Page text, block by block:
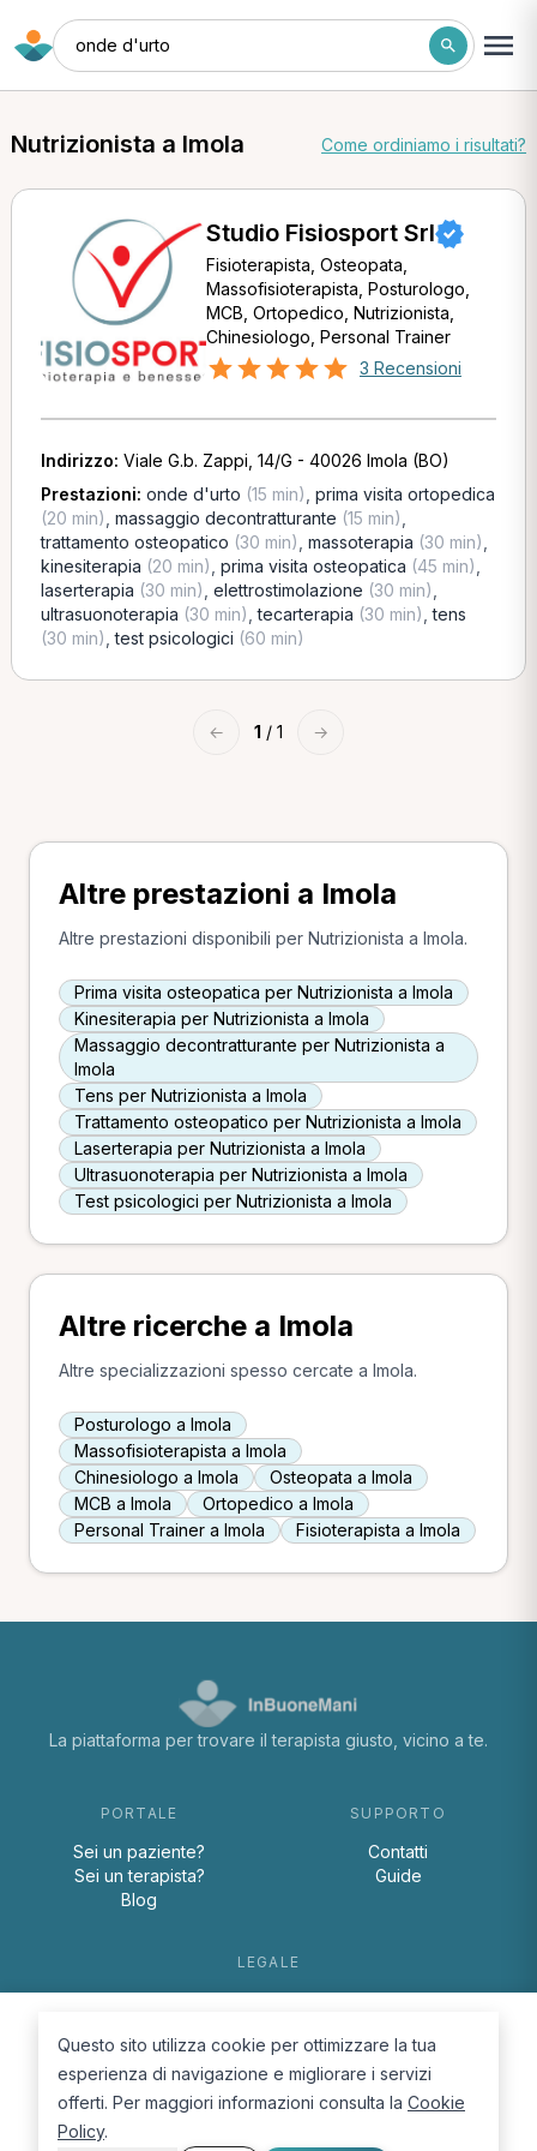
onde d'urto
Nutrizionista a Imola Come ordiniamo i risultati?
Studio Fisiosport Srl
Fisioterapista, Osteopata,
Massofisioterapista, Posturologo,
MCB, Ortopedico, Nutrizionista,
Chinesiologo, Personal Trainer
3 Recensioni
Indirizzo: Viale G.b. Zappi, 14/G - 40026 Imola (BO)
Prestazioni: onde d'urto (15 min) prima visita ortopedica
(20 min) massaggio decontratturante (15 min)
trattamento osteopatico (30 min) massoterapia (30 min)
kinesiterapia (20 min) prima visita osteopatica (45 min)
laserterapia (30 min) elettrostimolazione (30 min)
ultrasuonoterapia (30 min) ,tecarterapia (30 min) ,tens
(30 min) ,test psicologici (60 min)
← 1 / 1 →
Altre prestazioni a Imola
Altre prestazioni disponibili per Nutrizionista a Imola.
Prima visita osteopatica per Nutrizionista a Imola
Kinesiterapia per Nutrizionista a Imola
Massaggio decontratturante per Nutrizionista a
Imola
Tens per Nutrizionista a Imola
Trattamento osteopatico per Nutrizionista a Imola
Laserterapia per Nutrizionista a Imola
Ultrasuonoterapia per Nutrizionista a Imola
Test psicologici per Nutrizionista a Imola
Altre ricerche a Imola
Altre specializzazioni spesso cercate a Imola.
Posturologo a Imola
Massofisioterapista a Imola
Chinesiologo a Imola
Osteopata a Imola
MCB a Imola
Ortopedico a Imola
Personal Trainer a Imola
Fisioterapista a Imola
La piattaforma per trovare il terapista giusto, vicino a te.
PORTALE
Sei un paziente?
Sei un terapista?
Blog
SUPPORTO
Contatti
Guide
LEGALE
Cookie Policy
Questo sito utilizza cookie per ottimizzare la tua
esperienza di navigazione e migliorare i servizi
offerti. Per maggiori informazioni consulta la Cookie
Policy.